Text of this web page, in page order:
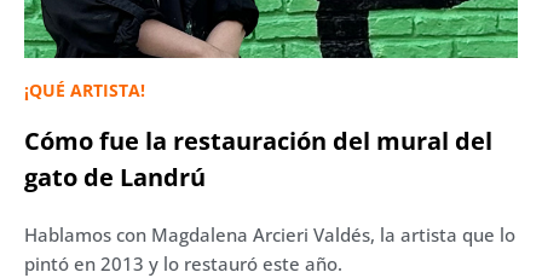
¡QUÉ ARTISTA!
Cómo fue la restauración del mural del
gato de Landrú
Hablamos con Magdalena Arcieri Valdés, la artista que lo
pintó en 2013 y lo restauró este año.